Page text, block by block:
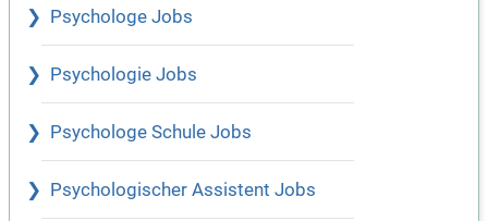
Psychologe Jobs
Psychologie Jobs
Psychologe Schule Jobs
Psychologischer Assistent Jobs